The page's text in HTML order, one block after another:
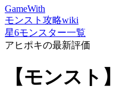
GameWith
モンスト攻略wiki
星6モンスター一覧
アヒポキの最新評価
【モンス